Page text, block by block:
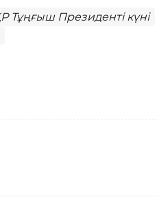
Тұңғыш Президенті күні